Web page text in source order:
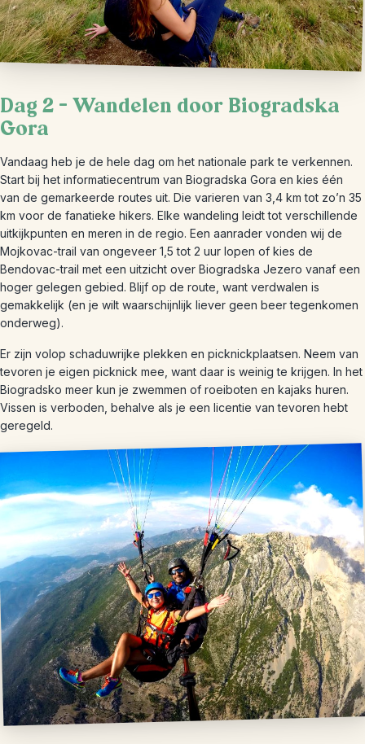
Dag 2 – Wandelen door Biogradska
Gora
Vandaag heb je de hele dag om het nationale park te verkennen.
Start bij het informatiecentrum van Biogradska Gora en kies één
van de gemarkeerde routes uit. Die varieren van 3,4 km tot zo’n 35
km voor de fanatieke hikers. Elke wandeling leidt tot verschillende
uitkijkpunten en meren in de regio. Een aanrader vonden wij de
Mojkovac-trail van ongeveer 1,5 tot 2 uur lopen of kies de
Bendovac-trail met een uitzicht over Biogradska Jezero vanaf een
hoger gelegen gebied. Blijf op de route, want verdwalen is
gemakkelijk (en je wilt waarschijnlijk liever geen beer tegenkomen
onderweg).
Er zijn volop schaduwrijke plekken en picknickplaatsen. Neem van
tevoren je eigen picknick mee, want daar is weinig te krijgen. In het
Biogradsko meer kun je zwemmen of roeiboten en kajaks huren.
Vissen is verboden, behalve als je een licentie van tevoren hebt
geregeld.